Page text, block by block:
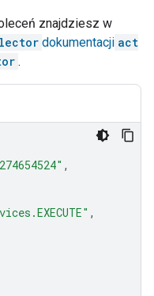
znajdziesz w
dokumentacji act
.
,
,